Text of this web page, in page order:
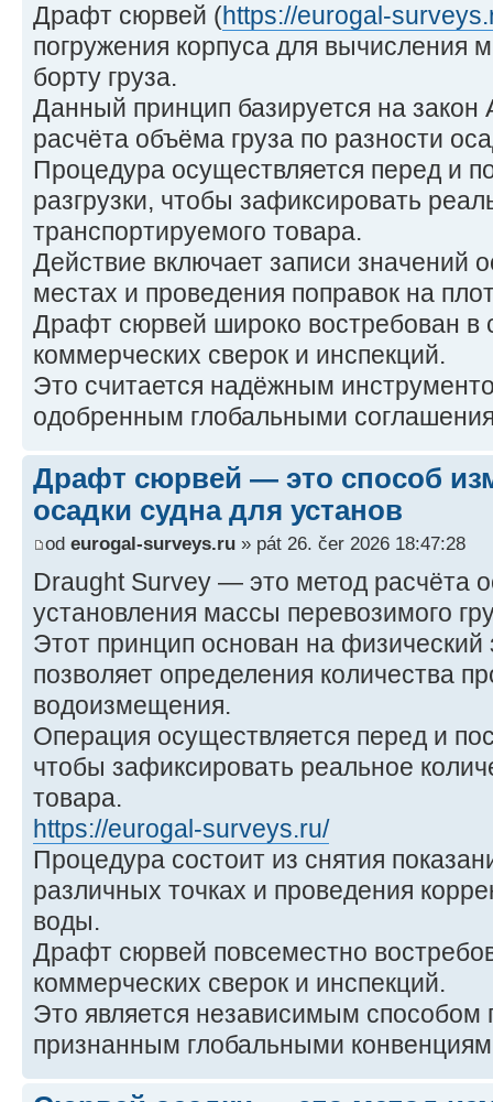
Драфт сюрвей (https://eurogal-
погружения корпуса для вычисления
борту груза.
Данный принцип базируется на
расчёта объёма груза по разности
Процедура осуществляется перед и
разгрузки, чтобы зафиксировать
транспортируемого товара.
Действие включает записи значений
местах и проведения поправок на
Драфт сюрвей широко востребован в
коммерческих сверок и инспекций.
Это считается надёжным
одобренным глобальными
Драфт сюрвей — это способ
осадки судна для установ
od eurogal-surveys.ru » pát 26. čer 2026 18:47:28
Draught Survey — это метод расчёта
установления массы перевозимого
Этот принцип основан на физический
позволяет определения количества
водоизмещения.
Операция осуществляется перед и
чтобы зафиксировать реальное
товара.
https://eurogal-surveys.ru/
Процедура состоит из снятия
различных точках и проведения
воды.
Драфт сюрвей повсеместно
коммерческих сверок и инспекций.
Это является независимым способом
признанным глобальными